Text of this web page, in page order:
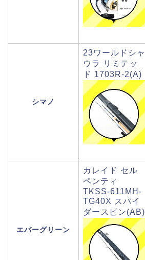
シマノ
23ワールドシャ
ウラ リミテッ
ド 1703R-2(A)
エバーグリーン
カレイド セル
ペンティ
TKSS-611MH-
TG40X スパイ
ダースピン(AB)